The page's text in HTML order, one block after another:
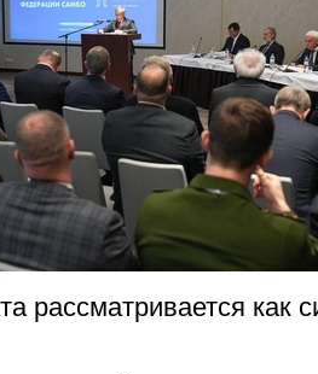
рассматривается как